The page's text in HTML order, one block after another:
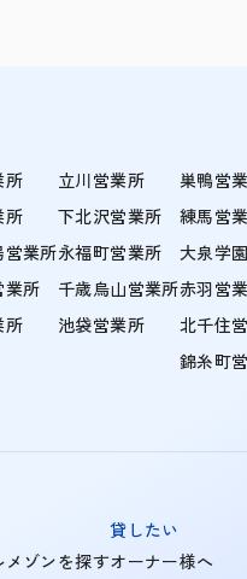
所
所
営業所
業所
所
立川営業所
下北沢営業所
永福町営業所
千歳烏山営業所
池袋営業所
巣鴨営
練馬営
大泉学
赤羽営
北千住
錦糸町
メゾンを探す
貸したい
オーナー様へ